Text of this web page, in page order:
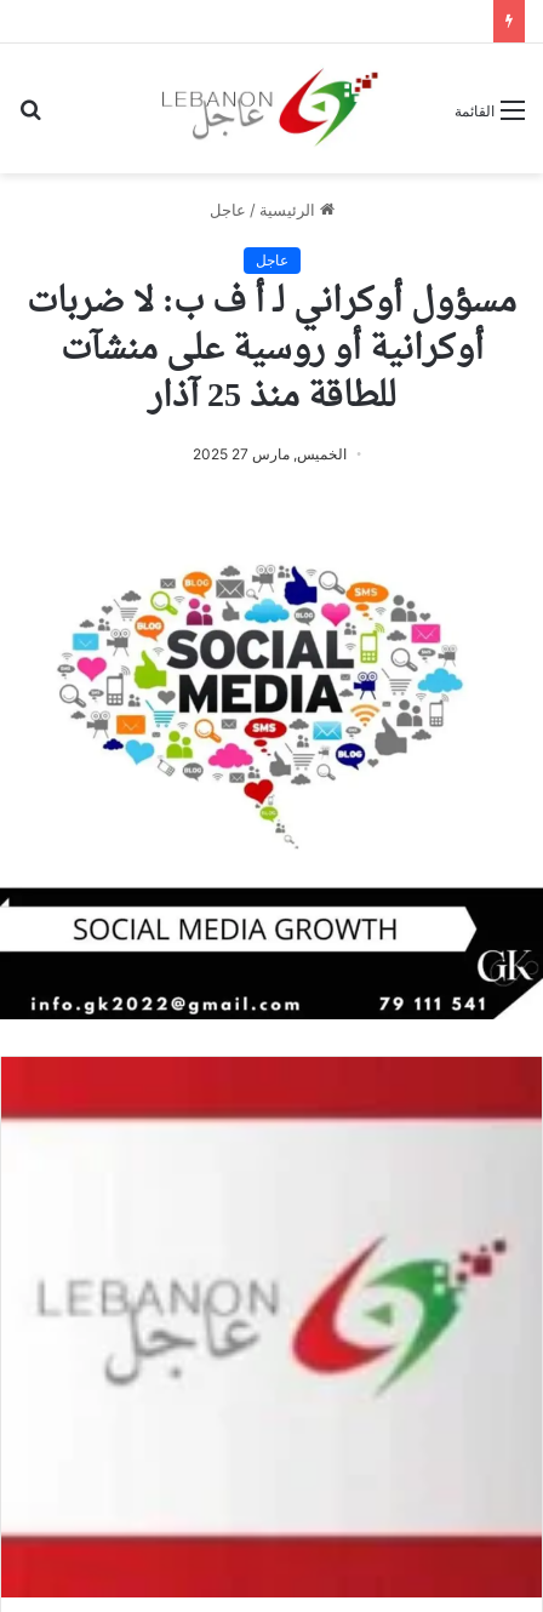
القائمة
الرئيسية / عاجل
عاجل
مسؤول أوكراني لـ أ ف ب: لا ضربات
أوكرانية أو روسية على منشآت
للطاقة منذ 25 آذار
الخميس, مارس 27 2025